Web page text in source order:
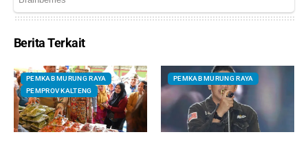
Berita Terkait
PEMKAB MURUNG RAYA
PEMPROV KALTENG
PEMKAB MURUNG RAYA